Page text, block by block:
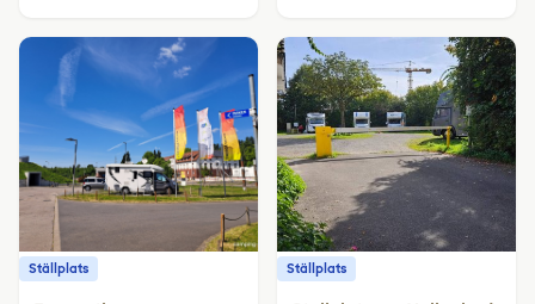
Ställplats Ställplats